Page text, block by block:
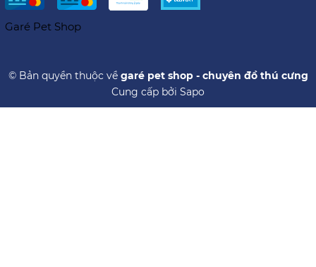
Garé Pet Shop
© Bản quyền thuộc về garé pet shop - chuyên đồ thú cưng
Cung cấp bởi Sapo